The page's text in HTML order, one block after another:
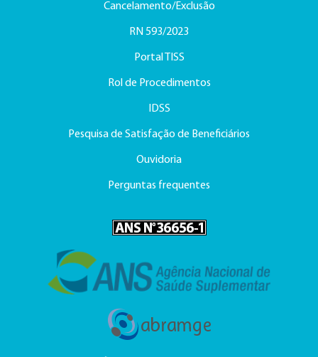
Cancelamento/Exclusão
RN 593/2023
Portal TISS
Rol de Procedimentos
IDSS
Pesquisa de Satisfação de Beneficiários
Ouvidoria
Perguntas frequentes